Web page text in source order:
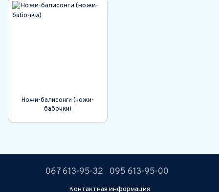
Ножи-балисонги (ножи-
бабочки)
067 613-95-32 095 613-95-00
Контактная информация